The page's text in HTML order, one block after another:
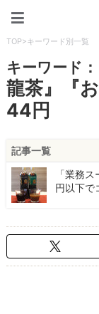
TOP>キーワード別一覧
キーワード：
龍茶』『
44円
記事一覧
「業務
円以下で